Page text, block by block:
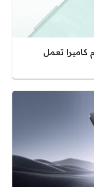
كاميرا تعمل